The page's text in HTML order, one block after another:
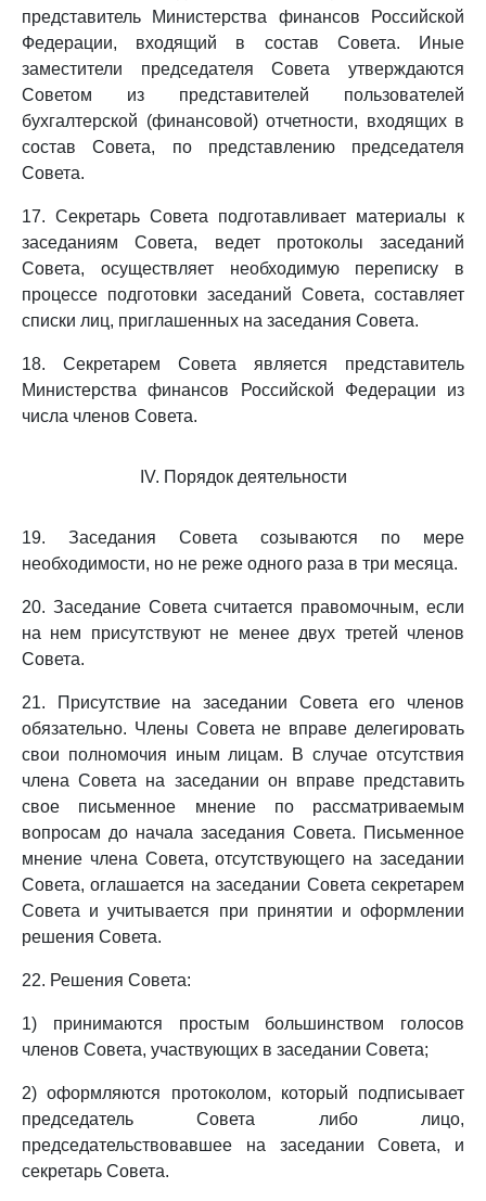
представитель Министерства финансов Российской
Федерации, входящий в состав Совета. Иные
заместители председателя Совета утверждаются
Советом из представителей пользователей
бухгалтерской (финансовой) отчетности, входящих в
состав Совета, по представлению председателя
Совета.
17. Секретарь Совета подготавливает материалы к
заседаниям Совета, ведет протоколы заседаний
Совета, осуществляет необходимую переписку в
процессе подготовки заседаний Совета, составляет
списки лиц, приглашенных на заседания Совета.
18. Секретарем Совета является представитель
Министерства финансов Российской Федерации из
числа членов Совета.
IV. Порядок деятельности
19. Заседания Совета созываются по мере
необходимости, но не реже одного раза в три месяца.
20. Заседание Совета считается правомочным, если
на нем присутствуют не менее двух третей членов
Совета.
21. Присутствие на заседании Совета его членов
обязательно. Члены Совета не вправе делегировать
свои полномочия иным лицам. В случае отсутствия
члена Совета на заседании он вправе представить
свое письменное мнение по рассматриваемым
вопросам до начала заседания Совета. Письменное
мнение члена Совета, отсутствующего на заседании
Совета, оглашается на заседании Совета секретарем
Совета и учитывается при принятии и оформлении
решения Совета.
22. Решения Совета:
1) принимаются простым большинством голосов
членов Совета, участвующих в заседании Совета;
2) оформляются протоколом, который подписывает
председатель Совета либо лицо,
председательствовавшее на заседании Совета, и
секретарь Совета.